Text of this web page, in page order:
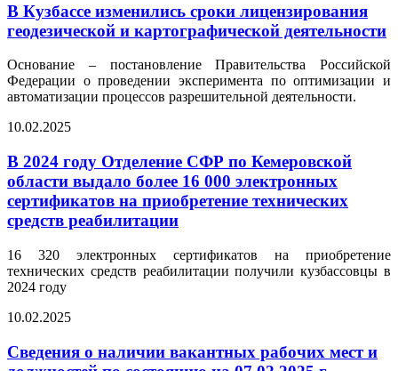
В Кузбассе изменились сроки лицензирования
геодезической и картографической деятельности
Основание – постановление Правительства Российской
Федерации о проведении эксперимента по оптимизации и
автоматизации процессов разрешительной деятельности.
10.02.2025
В 2024 году Отделение СФР по Кемеровской
области выдало более 16 000 электронных
сертификатов на приобретение технических
средств реабилитации
16 320 электронных сертификатов на приобретение
технических средств реабилитации получили кузбассовцы в
2024 году
10.02.2025
Сведения о наличии вакантных рабочих мест и